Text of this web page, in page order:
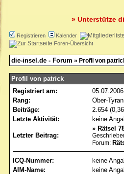
» Unterstütze
Registrieren
Kalender
Foren-Übersicht
die-insel.de - Forum » Profil von
Profil von patrick
Registriert am:
05.07.2006
Rang:
Ober-
Beiträge:
2.654
Letzte Aktivität:
keine
Letzter Beitrag:
» Rätsel
Forum:
ICQ-Nummer:
keine
AIM-Name:
keine